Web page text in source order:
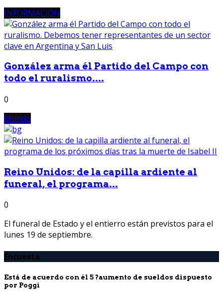
INFORMACION
González arma él Partido del Campo con
todo el ruralismo....
0
Mundo
Reino Unidos: de la capilla ardiente al
funeral, el programa...
0
El funeral de Estado y el entierro están previstos para el
lunes 19 de septiembre.
Encuesta
Está de acuerdo con él 5 ?aumento de sueldos dispuesto
por Poggi